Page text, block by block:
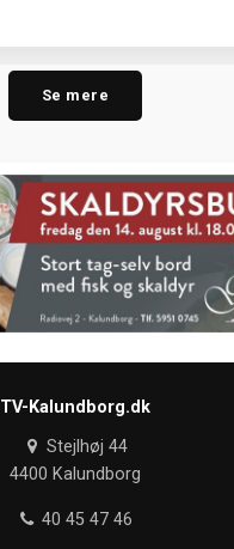
Se mere
TV-Kalundborg.dk
Stejlhøj 44
4400 Kalundborg
40 45 47 46